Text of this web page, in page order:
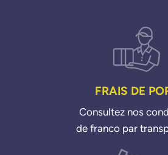
FRAIS DE
Consultez nos
de franco par